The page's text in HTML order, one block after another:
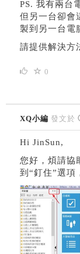
PS. 我有兩台
但另一台卻會
製到另一台電
請提供解決方
0
XQ小編 發文於
Hi JinSun,
您好，煩請協
到“釘住”選項